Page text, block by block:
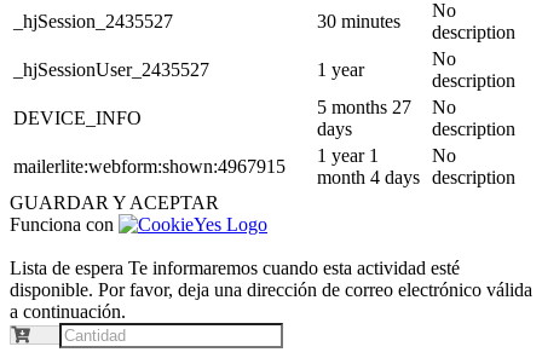
_hjSession_2435527
30 minutes
No
description
_hjSessionUser_2435527
1 year
No
description
DEVICE_INFO
5 months 27
days
No
description
mailerlite:webform:shown:4967915
1 year 1
month 4 days
No
description
GUARDAR Y ACEPTAR
Funciona con
Lista de espera Te informaremos cuando esta actividad esté
disponible. Por favor, deja una dirección de correo electrónico válida
a continuación.